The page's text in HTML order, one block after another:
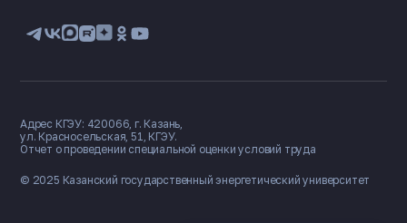
🏠 Общежитие
© 2025 Казанский государственный энергетический университет
Адрес КГЭУ: 420066, г. Казань,
ул. Красносельская, 51, КГЭУ.
Отчет о проведении специальной оценки условий труда